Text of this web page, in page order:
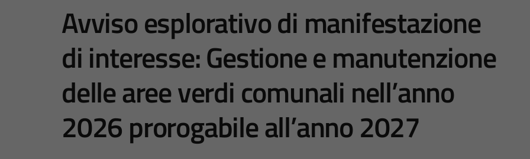
Avviso esplorativo di manifestazione
di interesse: Gestione e manutenzione
delle aree verdi comunali nell’anno
2026 prorogabile all’anno 2027